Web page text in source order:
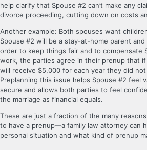
help clarify that Spouse #2 can’t make any
divorce proceeding, cutting down on costs
Another example: Both spouses want
Spouse #2 will be a stay-at-home parent
order to keep things fair and to compensate
work, the parties agree in their prenup that
will receive $5,000 for each year they did
Preplanning this issue helps Spouse #2 feel
secure and allows both parties to feel
the marriage as financial equals.
These are just a fraction of the many
to have a prenup—a family law attorney can
personal situation and what kind of prenup